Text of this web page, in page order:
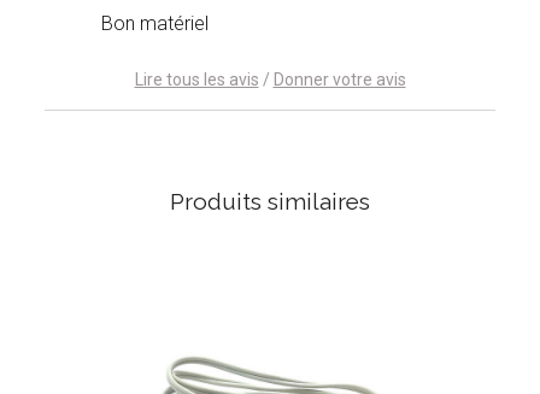
Bon matériel
Lire tous les avis / Donner votre avis
Produits similaires